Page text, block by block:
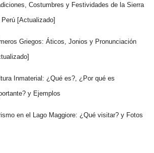
Costumbres y Festividades de la Sierra
Perú [Actualizado]
Griegos: Áticos, Jonios y Pronunciación
Inmaterial: ¿Qué es?, ¿Por qué es
y Ejemplos
en el Lago Maggiore: ¿Qué visitar? y Fotos